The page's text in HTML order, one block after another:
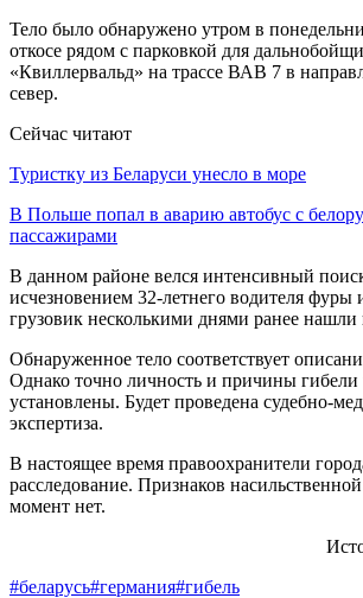
Тело было обнаружено утром в
откосе рядом с парковкой для
«Квиллервальд» на трассе ВАВ 7 в
север.
Сейчас читают
Туристку из Беларуси унесло в море
В Польше попал в аварию автобус с
пассажирами
В данном районе велся интенсивный
исчезновением 32-летнего водителя фуры
грузовик несколькими днями ранее нашли
Обнаруженное тело соответствует
Однако точно личность и причины гибели
установлены. Будет проведена судебно-
экспертиза.
В настоящее время правоохранители
расследование. Признаков
момент нет.
#беларусь#германия#гибель